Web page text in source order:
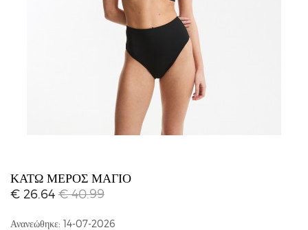
ΚΆΤΩ ΜΈΡΟΣ ΜΑΓΙΌ
€ 26.64 € 40.99
Ανανεώθηκε: 14-07-2026